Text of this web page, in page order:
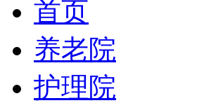
首页
养老院
护理院